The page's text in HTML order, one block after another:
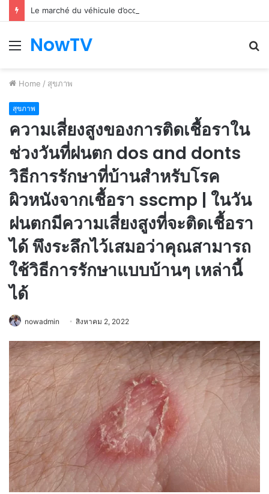
Le marché du véhicule d’occasion en plein essor
Menu
NowTV
Home / สุขภาพ
สุขภาพ
ความเสี่ยงสูงของการติดเชื้อราใน
ช่วงวันที่ฝนตก dos and donts
วิธีการรักษาที่บ้านสำหรับโรค
ผิวหนังจากเชื้อรา sscmp | ในวัน
ฝนตกมีความเสี่ยงสูงที่จะติดเชื้อรา
ได้ พึงระลึกไว้เสมอว่าคุณสามารถ
ใช้วิธีการรักษาแบบบ้านๆ เหล่านี้
ได้
nowadmin สิงหาคม 2, 2022